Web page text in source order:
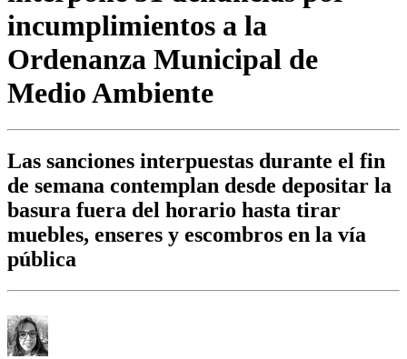
incumplimientos a la
Ordenanza Municipal de
Medio Ambiente
Las sanciones interpuestas durante el fin
de semana contemplan desde depositar la
basura fuera del horario hasta tirar
muebles, enseres y escombros en la vía
pública